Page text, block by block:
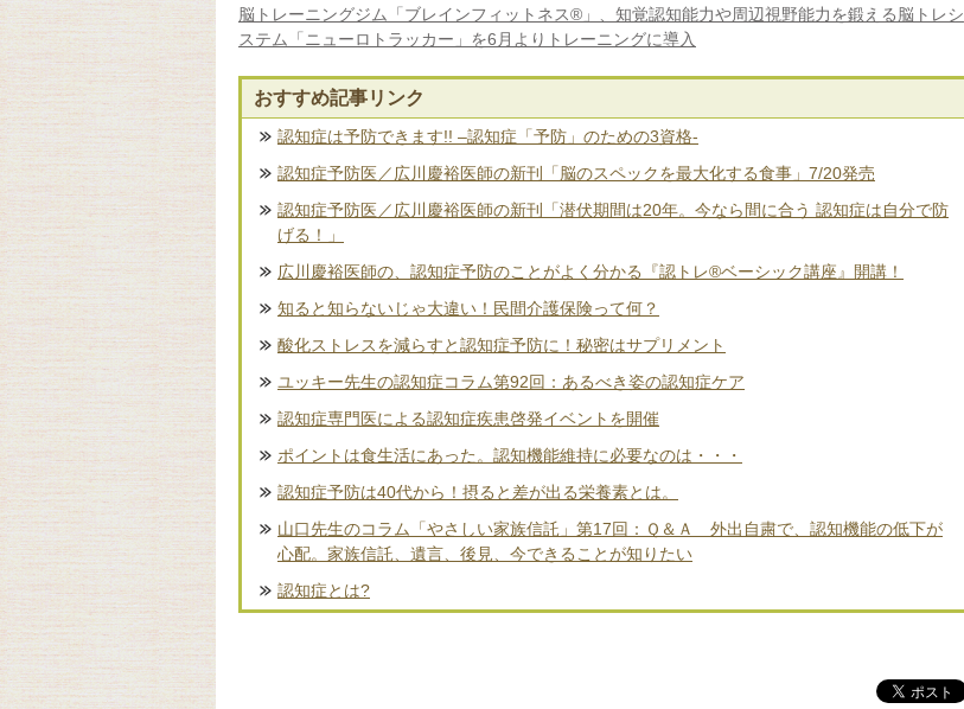
脳トレーニングジム「ブレインフィットネス®」、知覚認知能力や周辺視野能力を鍛える脳トレシ
ステム「ニューロトラッカー」を6月よりトレーニングに導入
おすすめ記事リンク
認知症は予防できます!! –認知症「予防」のための3資格-
認知症予防医／広川慶裕医師の新刊「脳のスペックを最大化する食事」7/20発売
認知症予防医／広川慶裕医師の新刊「潜伏期間は20年。今なら間に合う 認知症は自分で防
げる！」
広川慶裕医師の、認知症予防のことがよく分かる『認トレ®️ベーシック講座』開講！
知ると知らないじゃ大違い！民間介護保険って何？
酸化ストレスを減らすと認知症予防に！秘密はサプリメント
ユッキー先生の認知症コラム第92回：あるべき姿の認知症ケア
認知症専門医による認知症疾患啓発イベントを開催
ポイントは食生活にあった。認知機能維持に必要なのは・・・
認知症予防は40代から！摂ると差が出る栄養素とは。
山口先生のコラム「やさしい家族信託」第17回：Ｑ＆Ａ 外出自粛で、認知機能の低下が
心配。家族信託、遺言、後見、今できることが知りたい
認知症とは?